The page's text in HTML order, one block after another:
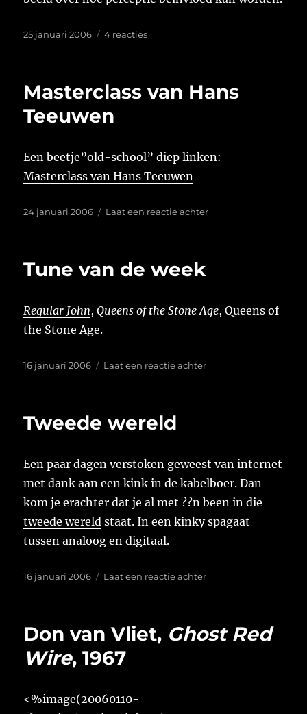
Geplaatst
25 januari 2006 4 reactiesop
Masterclass van Hans
Teeuwen
Een beetje”old-school” diep linken:
Masterclass van Hans Teeuwen
Geplaatst
24 januari 2006 Laat een reactie achterop
Tune van de week
Regular John,Queens of the Stone Age, Queens of
the Stone Age.
Geplaatst
16 januari 2006 Laat een reactie achterop
Tweede wereld
Een paar dagen verstoken geweest van internet
met dank aan een kink in de kabelboer. Dan
kom je erachter dat je al met ??n been in die
tweede wereld staat. In een kinky spagaat
tussen analoog en digitaal.
Geplaatst
16 januari 2006 Laat een reactie achterop
Don van Vliet, Ghost Red
Wire, 1967
<%image(20060110-